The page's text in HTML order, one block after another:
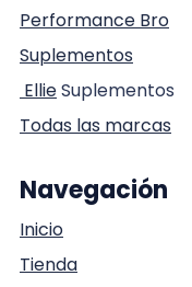
Performance Bro
Suplementos
EllieSuplementos
Todas las marcas
Navegación
Inicio
Tienda